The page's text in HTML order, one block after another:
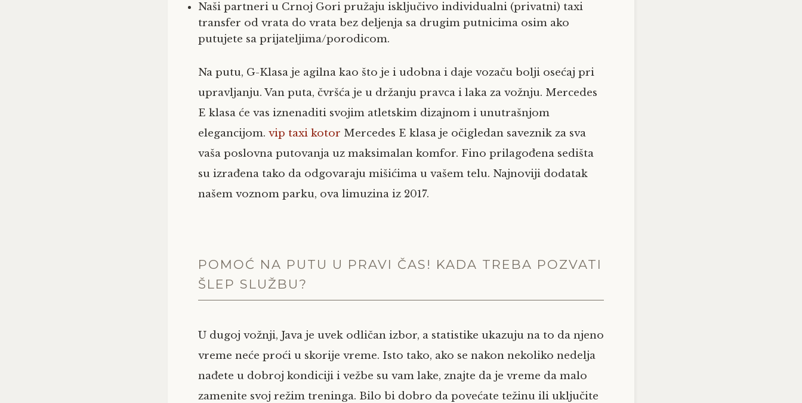
Naši partneri u Crnoj Gori pružaju isključivo individualni (privatni) taxi
transfer od vrata do vrata bez deljenja sa drugim putnicima osim ako
putujete sa prijateljima/porodicom.
Na putu, G-Klasa je agilna kao što je i udobna i daje vozaču bolji osećaj pri
upravljanju. Van puta, čvršća je u držanju pravca i laka za vožnju. Mercedes
E klasa će vas iznenaditi svojim atletskim dizajnom i unutrašnjom
elegancijom. vip taxi kotor Mercedes E klasa je očigledan saveznik za sva
vaša poslovna putovanja uz maksimalan komfor. Fino prilagođena sedišta
su izrađena tako da odgovaraju mišićima u vašem telu. Najnoviji dodatak
našem voznom parku, ova limuzina iz 2017.
POMOĆ NA PUTU U PRAVI ČAS! KADA TREBA POZVATI
ŠLEP SLUŽBU?
U dugoj vožnji, Java je uvek odličan izbor, a statistike ukazuju na to da njeno
vreme neće proći u skorije vreme. Isto tako, ako se nakon nekoliko nedelja
nađete u dobroj kondiciji i vežbe su vam lake, znajte da je vreme da malo
zamenite svoj režim treninga. Bilo bi dobro da povećate težinu ili uključite